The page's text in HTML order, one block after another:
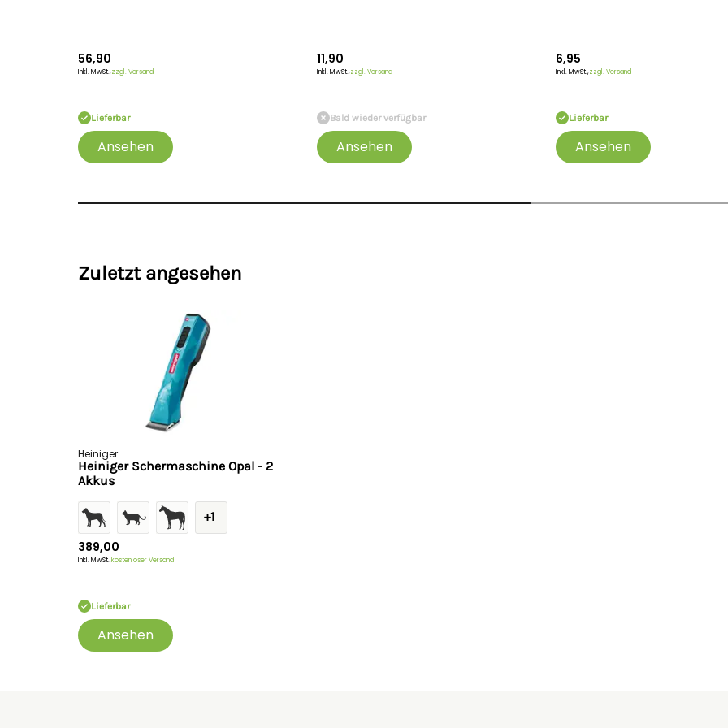
56,90
Inkl. MwSt.,zzgl. Versand
Lieferbar
Ansehen
11,90
Inkl. MwSt.,zzgl. Versand
Bald wieder verfügbar
Ansehen
6,95
Inkl. MwSt.,zzgl. Versand
Lieferbar
Ansehen
Zuletzt angesehen
Heiniger
Heiniger Schermaschine Opal - 2
Akkus
+1
389,00
Inkl. MwSt.,kostenloser Versand
Lieferbar
Ansehen